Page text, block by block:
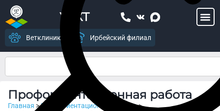
УСХТ
Ветклиника Ирбейский филиал
Профориентационная работа
Главная >Профориентационная работа>